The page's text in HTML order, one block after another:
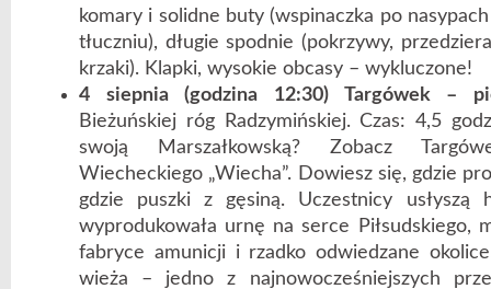
komary i solidne buty (wspinaczka po
tłuczniu), długie spodnie (pokrzywy,
krzaki). Klapki, wysokie obcasy – wykluczone!
4 siepnia (godzina 12:30) Targówek –
Bieżuńskiej róg Radzymińskiej. Czas: 4,5
swoją Marszałkowską? Zobacz
Wiecheckiego „Wiecha”. Dowiesz się, gdzie
gdzie puszki z gęsiną. Uczestnicy
wyprodukowała urnę na serce Piłsudskiego,
fabryce amunicji i rzadko odwiedzane
wieża – jedno z najnowocześniejszych